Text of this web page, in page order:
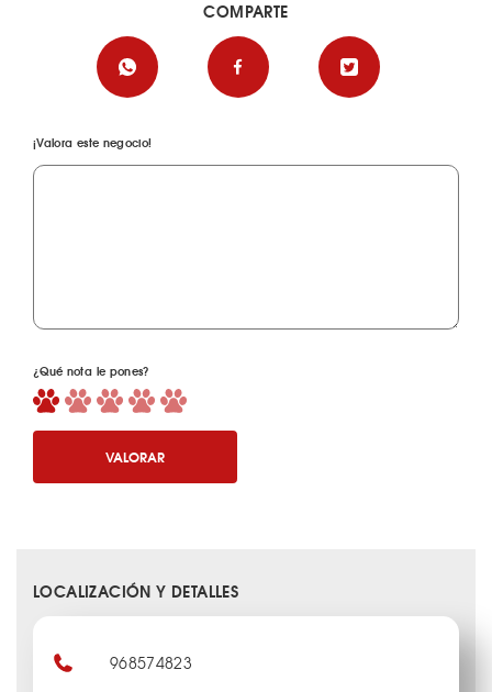
¡Valora este negocio!
¿Qué nota le pones?
VALORAR
COMPARTE
LOCALIZACIÓN Y DETALLES
968574823